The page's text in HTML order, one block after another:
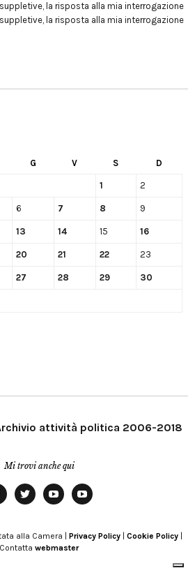
la risposta alla mia interrogazione
la risposta alla mia interrogazione
G V S D
1 2
6 7 8 9
13 14 15 16
20 21 22 23
27 28 29 30
attività politica 2006-2018
Mi trovi anche qui
Modena
alla Camera | Privacy Policy| Cookie Policy|
Contatta webmaster